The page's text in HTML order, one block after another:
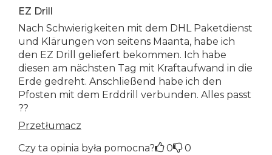
EZ Drill
Nach Schwierigkeiten mit dem DHL Paketdienst
und Klärungen von seitens Maanta, habe ich
den EZ Drill geliefert bekommen. Ich habe
diesen am nächsten Tag mit Kraftaufwand in die
Erde gedreht. Anschließend habe ich den
Pfosten mit dem Erddrill verbunden. Alles passt
??
Przetłumacz
Czy ta opinia była pomocna?
0 0